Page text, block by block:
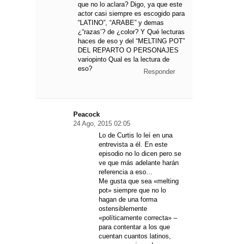
que no lo aclara? Digo, ya que este
actor casi siempre es escogido para
“LATINO”, “ARABE” y demas
¿“razas’? de ¿color? Y Qué lecturas
haces de eso y del “MELTING POT”
DEL REPARTO O PERSONAJES
variopinto Qual es la lectura de
eso?
Responder
Peacock
24 Ago, 2015 02:05
Lo de Curtis lo leí en una
entrevista a él. En este
episodio no lo dicen pero se
ve que más adelante harán
referencia a eso…
Me gusta que sea «melting
pot» siempre que no lo
hagan de una forma
ostensiblemente
«políticamente correcta» –
para contentar a los que
cuentan cuantos latinos,